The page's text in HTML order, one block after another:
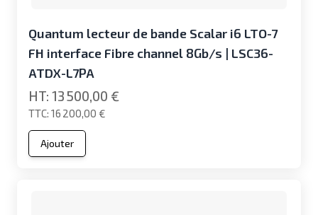
Quantum lecteur de bande Scalar i6 LTO-7
FH interface Fibre channel 8Gb/s | LSC36-
ATDX-L7PA
16 200,00 €
13 500,00 €
Ajouter